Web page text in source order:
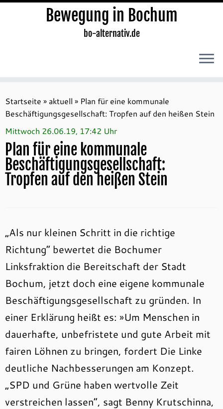
Inhalt
springen
Bewegung in Bochum
bo-alternativ.de
Startseite » aktuell » Plan für eine kommunale
Beschäftigungsgesellschaft: Tropfen auf den heißen Stein
Mittwoch 26.06.19, 17:42 Uhr
Plan für eine kommunale
Beschäftigungsgesellschaft:
Tropfen auf den heißen Stein
„Als nur kleinen Schritt in die richtige
Richtung“ bewertet die Bochumer
Linksfraktion die Bereitschaft der Stadt
Bochum, jetzt doch eine eigene kommunale
Beschäftigungsgesellschaft zu gründen. In
einer Erklärung heißt es: »Um Menschen in
dauerhafte, unbefristete und gute Arbeit mit
fairen Löhnen zu bringen, fordert Die Linke
deutliche Nachbesserungen am Konzept.
„SPD und Grüne haben wertvolle Zeit
verstreichen lassen“, sagt Benny Krutschinna,